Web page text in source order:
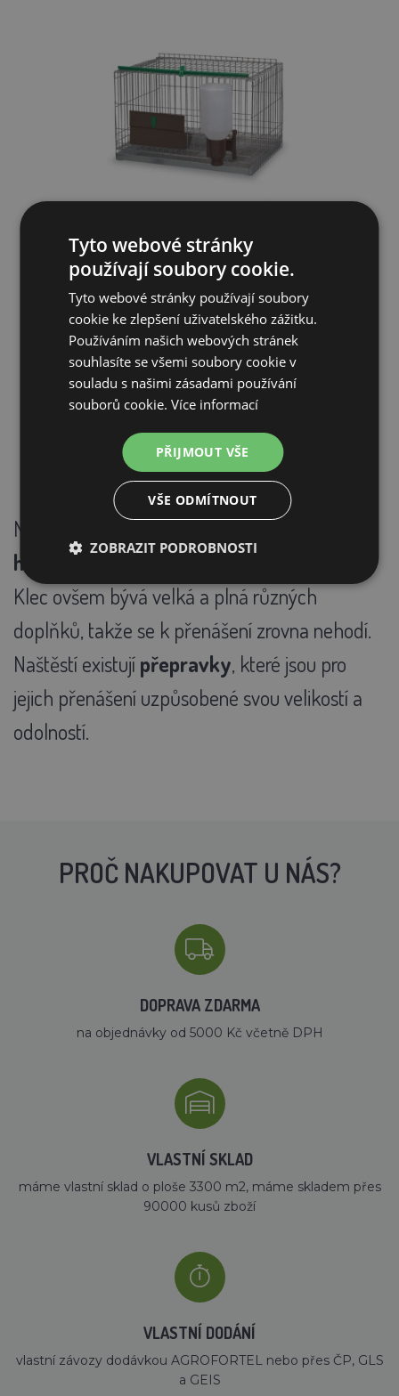
Klec pro malá zvířata GAUN 71650
1 452 Kč
NENÍ SKLADEM
PŘIDAT DO KOŠÍKU
Někdy je potřebakřečka, morče nebo jiného
hlodavce přenést , napříkladk veterináři
Klec ovšem bývá velká a plná různých
doplňků, takže se k přenášení zrovna nehodí.
Naštěstí existujípřepravky, které jsou pro
jejich přenášení uzpůsobené svou velikostí a
odolností.
PROČ NAKUPOVAT U NÁS?
DOPRAVA ZDARMA
na objednávky od 5000 Kč včetně DPH
VLASTNÍ SKLAD
máme vlastní sklad o ploše 3300 m2, máme skladem přes
90000 kusů zboží
VLASTNÍ DODÁNÍ
vlastní závozy dodávkou AGROFORTEL nebo přes ČP, GLS
a GEIS
Tyto webové stránky
používají soubory cookie.
Tyto webové stránky používají soubory
cookie ke zlepšení uživatelského zážitku.
Používáním našich webových stránek
souhlasíte se všemi soubory cookie v
souladu s našimi zásadami používání
souborů cookie.Více informací
PŘIJMOUT VŠE
VŠE ODMÍTNOUT
ZOBRAZIT PODROBNOSTI